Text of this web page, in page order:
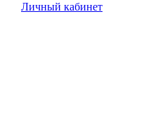
Личный кабинет